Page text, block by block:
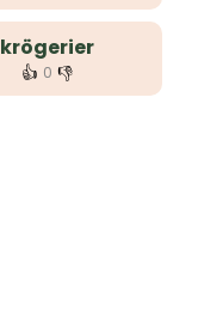
krögerier
👍 0 👎